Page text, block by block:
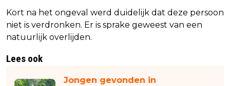
Kort na het ongeval werd duidelijk dat deze persoon
niet is verdronken. Er is sprake geweest van een
natuurlijk overlijden.
Lees ook
Jongen gevonden in